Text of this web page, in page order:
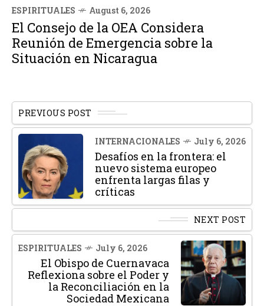
ESPIRITUALES August 6, 2026
El Consejo de la OEA Considera
Reunión de Emergencia sobre la
Situación en Nicaragua
PREVIOUS POST
INTERNACIONALES July 6, 2026
Desafíos en la frontera: el
nuevo sistema europeo
enfrenta largas filas y
críticas
NEXT POST
ESPIRITUALES July 6, 2026
El Obispo de Cuernavaca
Reflexiona sobre el Poder y
la Reconciliación en la
Sociedad Mexicana